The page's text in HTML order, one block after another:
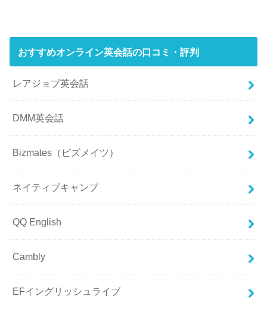
おすすめオンライン英会話の口コミ・評判
レアジョブ英会話
DMM英会話
Bizmates（ビズメイツ）
ネイティブキャンプ
QQ English
Cambly
EFイングリッシュライブ